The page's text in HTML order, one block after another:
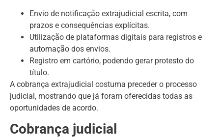
Envio de notificação extrajudicial escrita, com
prazos e consequências explícitas.
Utilização de plataformas digitais para registros e
automação dos envios.
Registro em cartório, podendo gerar protesto do
título.
A cobrança extrajudicial costuma preceder o processo
judicial, mostrando que já foram oferecidas todas as
oportunidades de acordo.
Cobrança judicial